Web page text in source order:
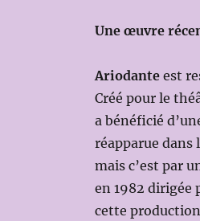
Une œuvre
Ariodanteest
Créé pour le
a bénéficié
réapparue dans
mais c’est par
en 1982 dirigée
cette